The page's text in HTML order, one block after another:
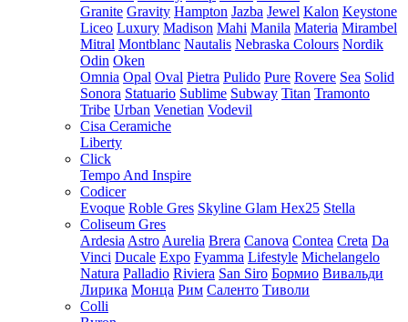
Granite Gravity Hampton Jazba Jewel Kalon Keystone
Liceo Luxury Madison Mahi Manila Materia Mirambel
Mitral Montblanc Nautalis Nebraska Colours Nordik
Odin Oken
Omnia Opal Oval Pietra Pulido Pure Rovere Sea Solid
Sonora Statuario Sublime Subway Titan Tramonto
Tribe Urban Venetian Vodevil
Cisa Ceramiche
Liberty
Click
Tempo And Inspire
Codicer
Evoque Roble Gres Skyline Glam Hex25 Stella
Coliseum Gres
Ardesia Astro Aurelia Brera Canova Contea Creta Da
Vinci Ducale Expo Fyamma Lifestyle Michelangelo
Natura Palladio Riviera San Siro Бормио Вивальди
Лирика Монца Рим Саленто Тиволи
Colli